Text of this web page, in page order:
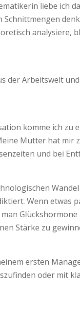
liebe ich
analysiere,
der Arbeitswelt
komme ich zu
Mutter hat mir
und bei
Wenn etwas
Stärke zu
ersten
oder mit